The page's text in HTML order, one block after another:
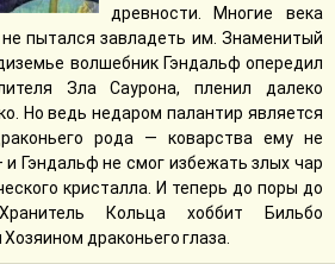
древности. Многие века
не пытался завладеть им. Знаменитый
волшебник Гэндальф опередил
Зла Саурона, пленил далеко
Но ведь недаром палантир является
рода — коварства ему не
Гэндальф не смог избежать злых чар
кристалла. И теперь до поры до
Кольца хоббит Бильбо
драконьего глаза.